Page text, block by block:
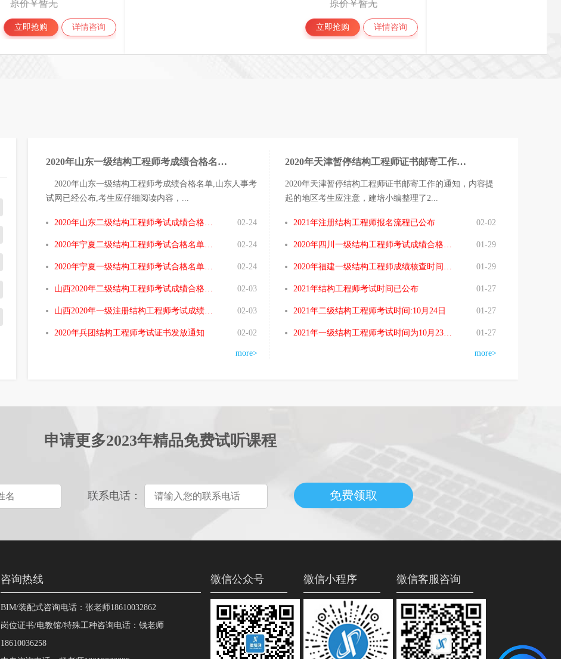
原价￥暂无
详情咨询
立即抢购
原价￥暂无
详情咨询
立即抢购
2020年山东一级结构工程师考成绩合格名单已公布
2020年山东一级结构工程师考成绩合格名单,山东人事考
试网已经公布,考生应仔细阅读内容，...
02-24
2020年山东二级结构工程师考试成绩合格名单已公布
02-24
2020年宁夏二级结构工程师考试合格名单已公布
02-24
2020年宁夏一级结构工程师考试合格名单已公布
02-03
山西2020年二级结构工程师考试成绩合格人员审核通知
02-03
山西2020年一级注册结构工程师考试成绩合格人员审核通知
02-02
2020年兵团结构工程师考试证书发放通知
more>
2020年天津暂停结构工程师证书邮寄工作的通知
2020年天津暂停结构工程师证书邮寄工作的通知，内容提
起的地区考生应注意，建培小编整理了2...
02-02
2021年注册结构工程师报名流程已公布
01-29
2020年四川一级结构工程师考试成绩合格人员名单
01-29
2020年福建一级结构工程师成绩核查时间:1月27日至2月4日
01-27
2021年结构工程师考试时间已公布
01-27
2021年二级结构工程师考试时间:10月24日
01-27
2021年一级结构工程师考试时间为10月23、24日
more>
申请更多2023年精品免费试听课程
联系电话： 免费领取
咨询热线
BIM/装配式咨询电话：张老师18610032862
岗位证书/电教馆/特殊工种咨询电话：钱老师
18610036258
微信公众号 微信小程序 微信客服咨询